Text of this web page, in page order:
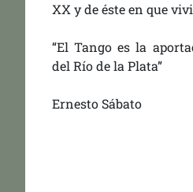
XX y de éste en que
“El Tango es la
del Río de la Plata”
Ernesto Sábato